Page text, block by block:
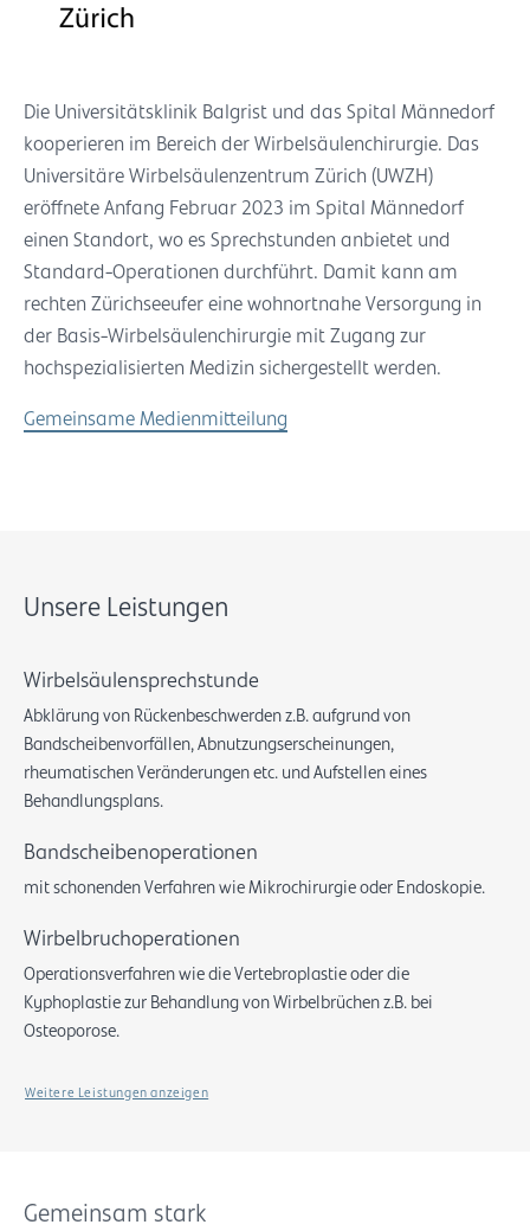
Die Universitätsklinik Balgrist und das Spital Männedorf
kooperieren im Bereich der Wirbelsäulenchirurgie. Das
Universitäre Wirbelsäulenzentrum Zürich (UWZH)
eröffnete Anfang Februar 2023 im Spital Männedorf
einen Standort, wo es Sprechstunden anbietet und
Standard-Operationen durchführt. Damit kann am
rechten Zürichseeufer eine wohnortnahe Versorgung in
der Basis-Wirbelsäulenchirurgie mit Zugang zur
hochspezialisierten Medizin sichergestellt werden.
Gemeinsame Medienmitteilung
Unsere Leistungen
Wirbelsäulensprechstunde
Abklärung von Rückenbeschwerden z.B. aufgrund von
Bandscheibenvorfällen, Abnutzungserscheinungen,
rheumatischen Veränderungen etc. und Aufstellen eines
Behandlungsplans.
Bandscheibenoperationen
mit schonenden Verfahren wie Mikrochirurgie oder Endoskopie.
Wirbelbruchoperationen
Operationsverfahren wie die Vertebroplastie oder die
Kyphoplastie zur Behandlung von Wirbelbrüchen z.B. bei
Osteoporose.
Weitere Leistungen anzeigen
Gemeinsam stark